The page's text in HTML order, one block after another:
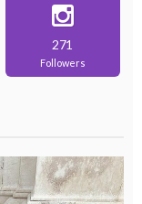
271
Followers